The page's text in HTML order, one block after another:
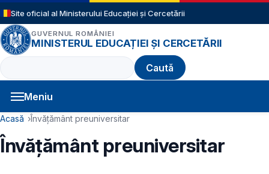
Sari la conținutul principal
Site oficial al Ministerului Educației și Cercetării
GUVERNUL ROMÂNIEI
MINISTERUL EDUCAȚIEI ȘI CERCETĂRII
Caută
Meniu
Navigație principală
Cale de navigare
Acasă Învățământ preuniversitar
Învățământ preuniversitar